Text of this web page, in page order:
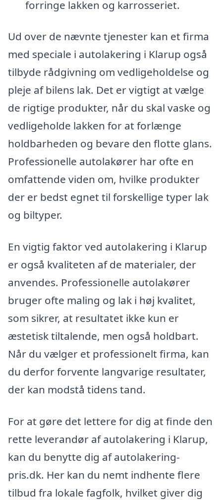
forringe lakken og karrosseriet.
Ud over de nævnte tjenester kan et firma
med speciale i autolakering i Klarup også
tilbyde rådgivning om vedligeholdelse og
pleje af bilens lak. Det er vigtigt at vælge
de rigtige produkter, når du skal vaske og
vedligeholde lakken for at forlænge
holdbarheden og bevare den flotte glans.
Professionelle autolakører har ofte en
omfattende viden om, hvilke produkter
der er bedst egnet til forskellige typer lak
og biltyper.
En vigtig faktor ved autolakering i Klarup
er også kvaliteten af de materialer, der
anvendes. Professionelle autolakører
bruger ofte maling og lak i høj kvalitet,
som sikrer, at resultatet ikke kun er
æstetisk tiltalende, men også holdbart.
Når du vælger et professionelt firma, kan
du derfor forvente langvarige resultater,
der kan modstå tidens tand.
For at gøre det lettere for dig at finde den
rette leverandør af autolakering i Klarup,
kan du benytte dig af autolakering-
pris.dk. Her kan du nemt indhente flere
tilbud fra lokale fagfolk, hvilket giver dig